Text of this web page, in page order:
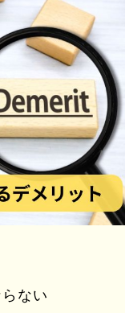
ない